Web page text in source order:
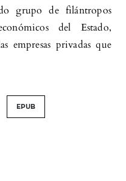
grupo de filántropos
del Estado,
empresas privadas que
EPUB